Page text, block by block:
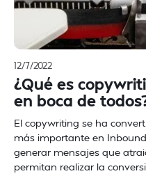
12/7/2022
¿Qué es
en boca de
El copywriting se ha
más importante en
generar mensajes que
permitan realizar la